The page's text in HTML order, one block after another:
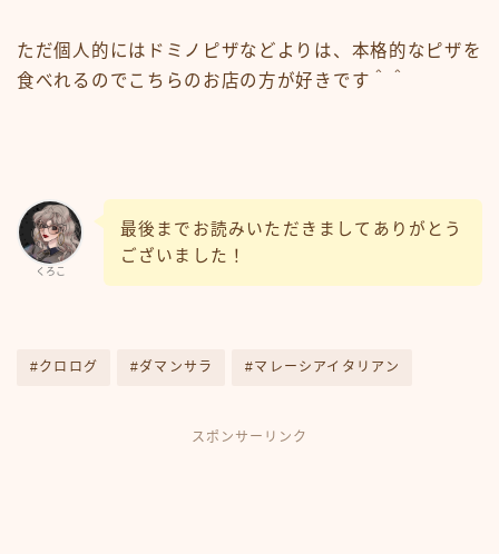
ただ個人的にはドミノピザなどよりは、本格的なピザを
食べれるのでこちらのお店の方が好きです＾＾
くろこ
最後までお読みいただきましてありがとう
ございました！
#クロログ #ダマンサラ #マレーシアイタリアン
スポンサーリンク